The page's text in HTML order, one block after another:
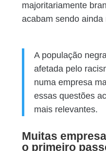
majoritariamente
acabam sendo ainda
A população
afetada pelo
numa empresa
essas questões
mais relevantes.
Muitas
o primeiro